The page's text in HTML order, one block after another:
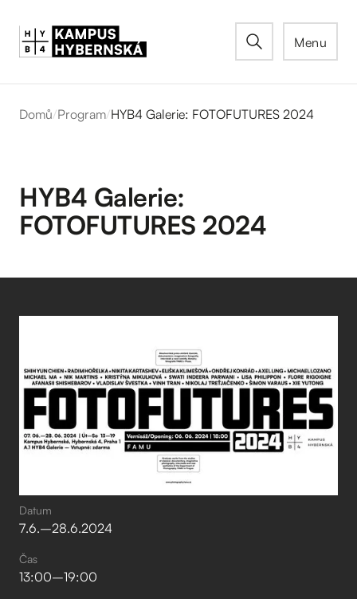
Menu
Domů/Program/HYB4 Galerie: FOTOFUTURES 2024
HYB4 Galerie:
FOTOFUTURES 2024
Datum
7.6.–⁠28.6.2024
Čas
13:00–⁠19:00